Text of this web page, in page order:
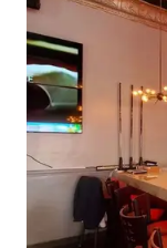
accueilli par une
Nos murs
fond à un